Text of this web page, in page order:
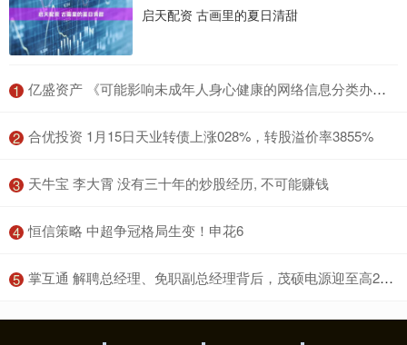
启天配资 古画里的夏日清甜
1 ​亿盛资产 《可能影响未成年人身心健康的网络信息分类办法（征求意见稿）》公开征求意见
2 ​合优投资 1月15日天业转债上涨028%，转股溢价率3855%
3 ​天牛宝 李大霄 没有三十年的炒股经历, 不可能赚钱
4 ​恒信策略 中超争冠格局生变！申花6
5 ​掌互通 解聘总经理、免职副总经理背后，茂硕电源迎至高24亿预亏，新业务或需“变道”